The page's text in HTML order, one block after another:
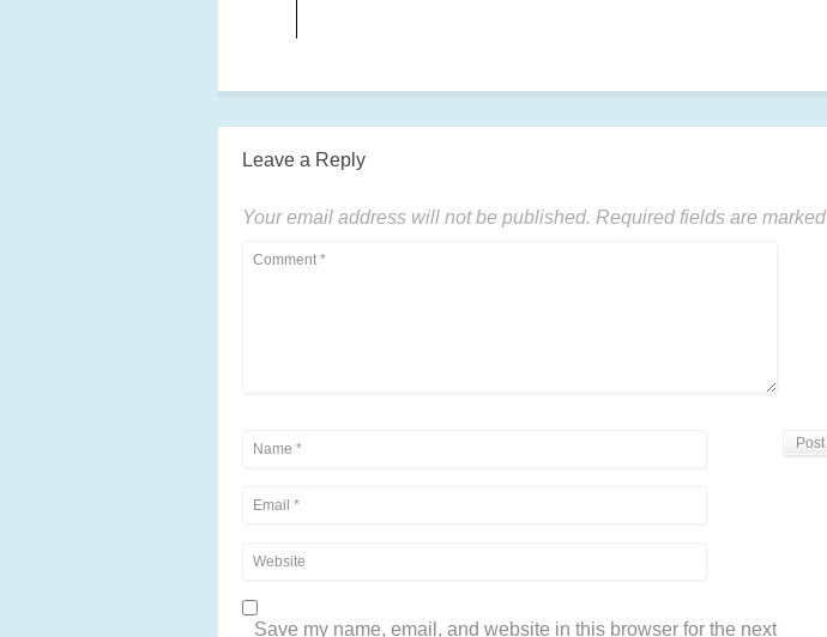
Leave a Reply
Your email address will not be published. Required fields are marked
Save my name, email, and website in this browser for the next